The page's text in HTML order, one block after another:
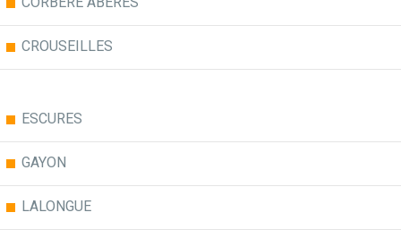
CROUSEILLES
ESCURES
GAYON
LALONGUE